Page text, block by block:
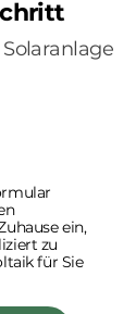
ein,
zu
für Sie